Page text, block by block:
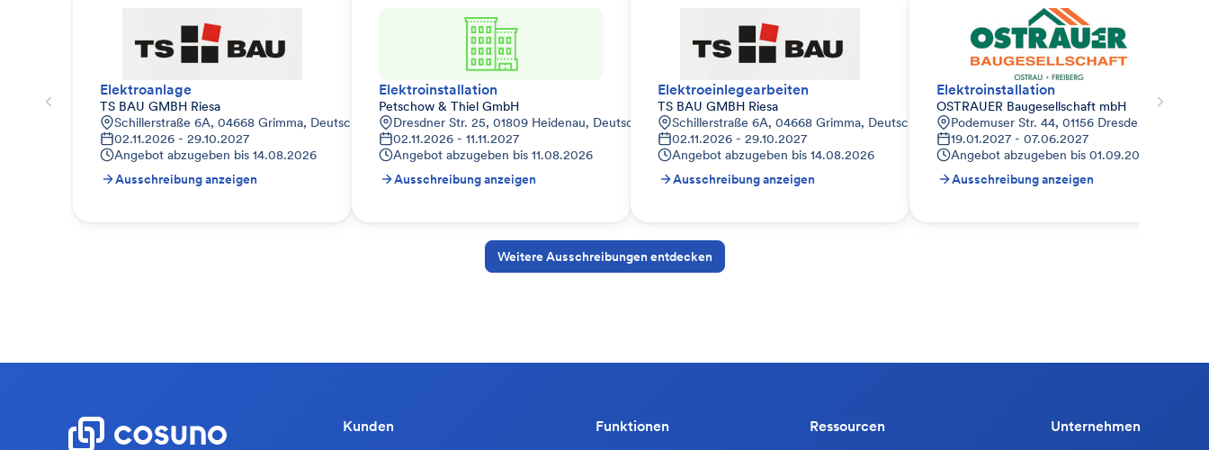
Elektroanlage
TS BAU GMBH Riesa
Schillerstraße 6A, 04668 Grimma, Deutschland
02.11.2026 - 29.10.2027
Angebot abzugeben bis 14.08.2026
Ausschreibung anzeigen
Elektroinstallation
Petschow & Thiel GmbH
Dresdner Str. 25, 01809 Heidenau, Deutschland
02.11.2026 - 11.11.2027
Angebot abzugeben bis 11.08.2026
Ausschreibung anzeigen
Elektroeinlegearbeiten
TS BAU GMBH Riesa
Schillerstraße 6A, 04668 Grimma, Deutschland
02.11.2026 - 29.10.2027
Angebot abzugeben bis 14.08.2026
Ausschreibung anzeigen
Elektroinstallation
OSTRAUER Baugesellschaft mbH
Podemuser Str. 44, 01156 Dresden-Gompitz,
19.01.2027 - 07.06.2027
Angebot abzugeben bis 01.09.2026
Ausschreibung anzeigen
Weitere Ausschreibungen entdecken
Kunden Funktionen Ressourcen Unternehmen